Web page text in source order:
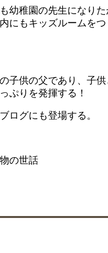
幼稚園の先生になり
にもキッズルームを
子供の父であり、子
ぷりを発揮する！
ログにも登場する。
の世話